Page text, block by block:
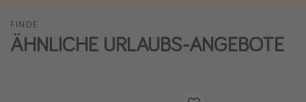
Wellnessurlaub
Disneyland Paris
FINDE
ÄHNLICHE URLAUBS-ANGEBOTE